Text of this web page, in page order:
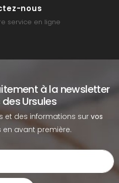
nous
service en ligne
à la newsletter
Ursules
et des informations sur vos
en avant première.